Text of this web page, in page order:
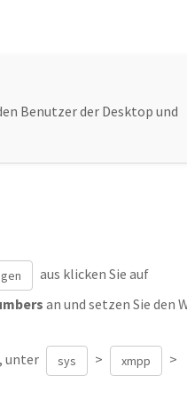
Benutzer der Desktop und
aus klicken Sie auf
an und setzen Sie den
unter
sys > xmpp >